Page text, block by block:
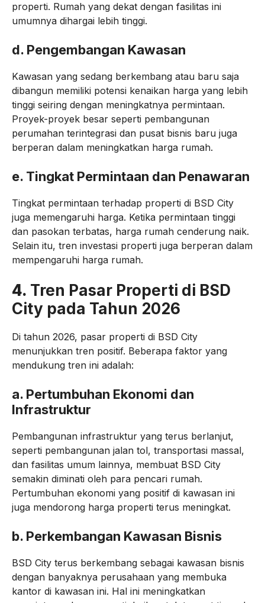
properti. Rumah yang dekat dengan fasilitas ini
umumnya dihargai lebih tinggi.
d. Pengembangan Kawasan
Kawasan yang sedang berkembang atau baru saja
dibangun memiliki potensi kenaikan harga yang lebih
tinggi seiring dengan meningkatnya permintaan.
Proyek-proyek besar seperti pembangunan
perumahan terintegrasi dan pusat bisnis baru juga
berperan dalam meningkatkan harga rumah.
e. Tingkat Permintaan dan Penawaran
Tingkat permintaan terhadap properti di BSD City
juga memengaruhi harga. Ketika permintaan tinggi
dan pasokan terbatas, harga rumah cenderung naik.
Selain itu, tren investasi properti juga berperan dalam
mempengaruhi harga rumah.
4. Tren Pasar Properti di BSD
City pada Tahun 2026
Di tahun 2026, pasar properti di BSD City
menunjukkan tren positif. Beberapa faktor yang
mendukung tren ini adalah:
a. Pertumbuhan Ekonomi dan
Infrastruktur
Pembangunan infrastruktur yang terus berlanjut,
seperti pembangunan jalan tol, transportasi massal,
dan fasilitas umum lainnya, membuat BSD City
semakin diminati oleh para pencari rumah.
Pertumbuhan ekonomi yang positif di kawasan ini
juga mendorong harga properti terus meningkat.
b. Perkembangan Kawasan Bisnis
BSD City terus berkembang sebagai kawasan bisnis
dengan banyaknya perusahaan yang membuka
kantor di kawasan ini. Hal ini meningkatkan